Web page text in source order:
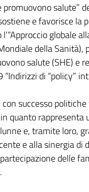
salute”
e favorisce la
globale
della Sanità),
salute (SHE) e
di “policy”
successo
quanto rappresenta
e, tramite loro,
e alla sinergia di
delle